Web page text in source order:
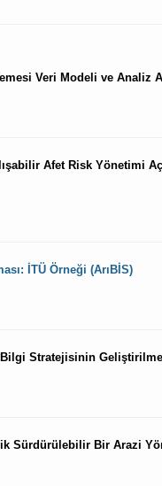
Veri Modeli ve Analiz
Afet Risk Yönetimi
İTÜ Örneği (ArıBİS)
Bilgi Stratejisinin
Bir Arazi